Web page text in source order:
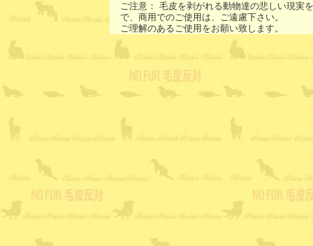
ご注意： 毛皮を剥がれる動物達の悲しい現実
で、商用でのご使用は、ご遠慮下さい。
ご理解のあるご使用をお願い致します。